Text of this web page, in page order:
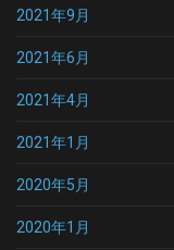
2021年9月
2021年6月
2021年4月
2021年1月
2020年5月
2020年1月